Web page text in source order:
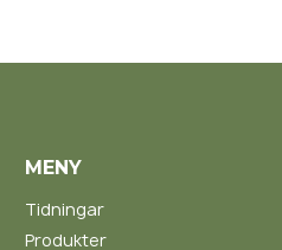
MENY
Tidningar
Produkter